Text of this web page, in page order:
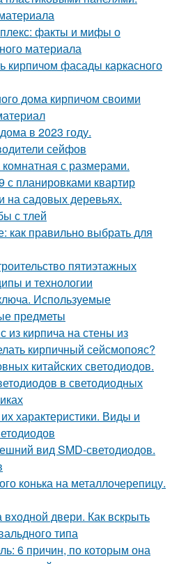
факты и мифы о
материала
кирпичом фасады каркасного
дома кирпичом своими
в 2023 году.
сейфов
с размерами.
с планировками квартир
на садовых деревьях.
с тлей
как правильно выбрать для
пятиэтажных
и технологии
Используемые
предметы
из кирпича на стены из
кирпичный сейсмопояс?
китайских светодиодов.
в светодиодных
характеристики. Виды и
вид SMD-светодиодов.
конька на металлочерепицу.
входной двери. Как вскрыть
типа
6 причин, по которым она